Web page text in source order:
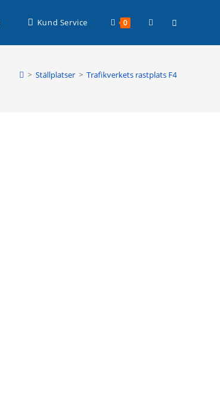
Kund Service 0 Slå
> Ställplatser > Trafikverkets rastplats F4
Läs mer >